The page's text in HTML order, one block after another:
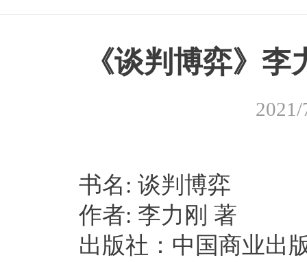
《谈判博弈》
书名: 谈判博弈
作者: 李力刚 著
出版社：中国商业出